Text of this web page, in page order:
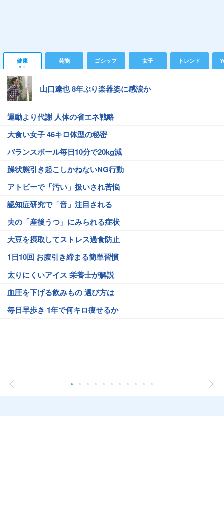
健康 芸能 ゴシップ 女子 トレンド
山口達也 8年ぶり楽器姿に感涙か
運動より代謝 人体の省エネ戦略
大食い女子 46キロ体型の秘密
バランスボール毎日10分で20kg減
躁状態引き起こしかねないNG行動
アトピーで「汚い」扱いされ苦悩
認知症研究で「音」注目される
夫の「産後うつ」にみられる症状
大豆を摂取してストレス過食防止
1日10回 お腹引き締まる簡単習慣
太りにくいアイス 栄養士が解説
血圧を下げる飲みもの 選び方は
毎日早歩き 1年で何キロ痩せるか